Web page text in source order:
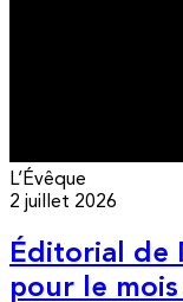
L’Évêque
2 juillet 2026
Éditorial de
pour le